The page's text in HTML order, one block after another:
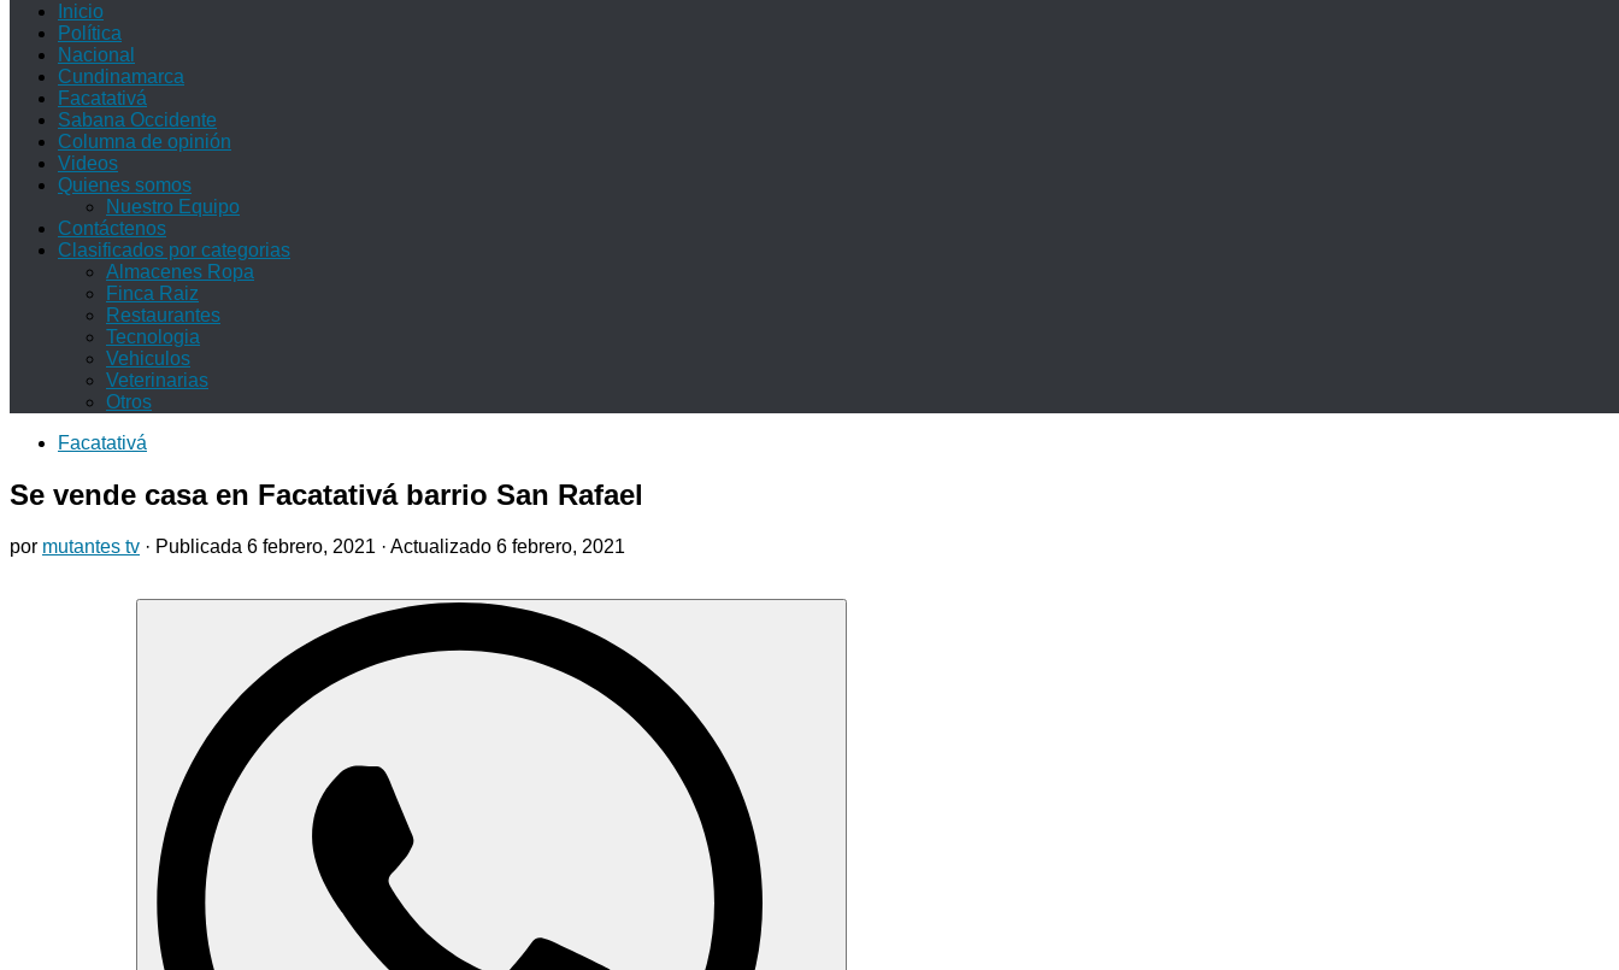
Inicio
Política
Nacional
Cundinamarca
Facatativá
Sabana Occidente
Columna de opinión
Videos
Quienes somos
Nuestro Equipo
Contáctenos
Clasificados por categorias
Almacenes Ropa
Finca Raiz
Restaurantes
Tecnologia
Vehiculos
Veterinarias
Otros
Facatativá
Se vende casa en Facatativá barrio San Rafael
por mutantes tv · Publicada 6 febrero, 2021 · Actualizado 6 febrero, 2021